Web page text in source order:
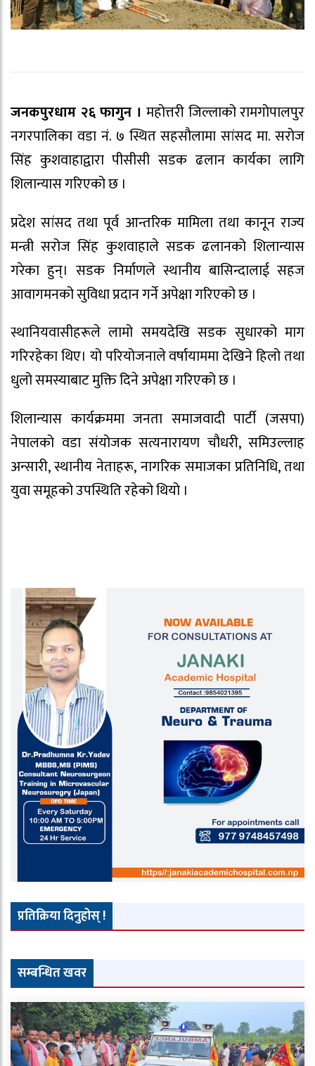
जनकपुरधाम २६ फागुन । महोत्तरी जिल्लाको रामगोपालपुर
नगरपालिका वडा नं. ७ स्थित सहसौलामा सांसद मा. सराेज
सिंह कुशवाहाद्वारा पीसीसी सडक ढलान कार्यका लागि
शिलान्यास गरिएको छ ।
प्रदेश सांसद तथा पूर्व आन्तरिक मामिला तथा कानून राज्य
मन्त्री सरोज सिंह कुशवाहाले सडक ढलानको शिलान्यास
गरेका हुन्। सडक निर्माणले स्थानीय बासिन्दालाई सहज
आवागमनको सुविधा प्रदान गर्ने अपेक्षा गरिएको छ ।
स्थानियवासीहरूले लामो समयदेखि सडक सुधारको माग
गरिरहेका थिए। यो परियोजनाले वर्षायाममा देखिने हिलो तथा
धुलो समस्याबाट मुक्ति दिने अपेक्षा गरिएको छ ।
शिलान्यास कार्यक्रममा जनता समाजवादी पार्टी (जसपा)
नेपालको वडा संयोजक सत्यनारायण चौधरी, समिउल्लाह
अन्सारी, स्थानीय नेताहरू, नागरिक समाजका प्रतिनिधि, तथा
युवा समूहको उपस्थिति रहेको थियो ।
प्रतिक्रिया दिनुहोस् !
सम्बन्धित खवर